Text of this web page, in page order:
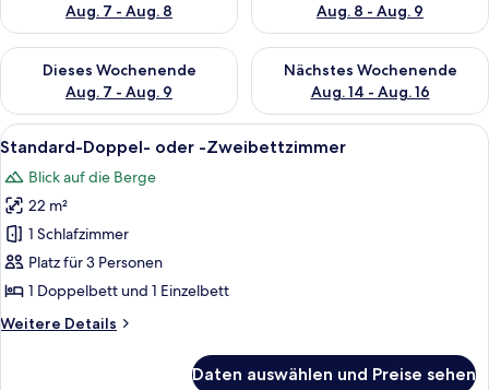
Aug. 7 - Aug. 8
Aug. 8 - Aug. 9
Dieses Wochenende
Aug. 7 - Aug. 9
Überprüfe die Verfügbarkeit für dieses Wochenende, Aug. 7
Nächstes Wochenende
Aug. 14 - Aug. 16
Überprüfe die Verfügbarkeit
Alle
Fotos
für
Standard-
Doppel-
oder
-
anzeigen
Ein Hotelzimmer mit Bett,
8
Standard-Doppel- oder -Zweibettzimmer
Blick auf die Berge
22 m²
1 Schlafzimmer
Platz für 3 Personen
1 Doppelbett und 1 Einzelbett
Weitere Details
Weitere
Daten auswählen und Preise sehen